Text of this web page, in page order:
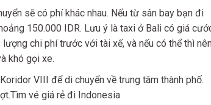
sẽ có phí khác nhau. Nếu từ sân bay bạn đi
150.000 IDR. Lưu ý là taxi ở Bali có giá
chi phí trước với tài xế, và nếu có thể thì
khó gọi xe.
VIII để di chuyển về trung tâm thành phố.
vé giá rẻ đi Indonesia